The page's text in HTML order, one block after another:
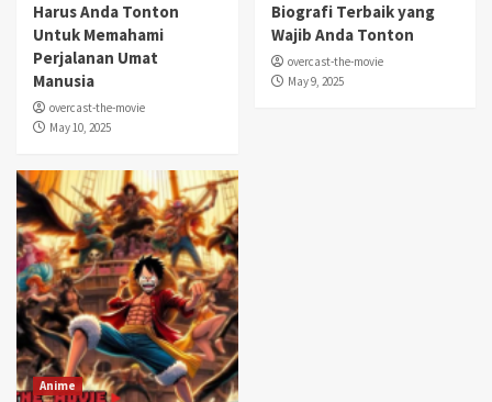
Harus Anda Tonton
Untuk Memahami
Perjalanan Umat
Manusia
overcast-the-movie
May 10, 2025
Biografi Terbaik yang
Wajib Anda Tonton
overcast-the-movie
May 9, 2025
Anime